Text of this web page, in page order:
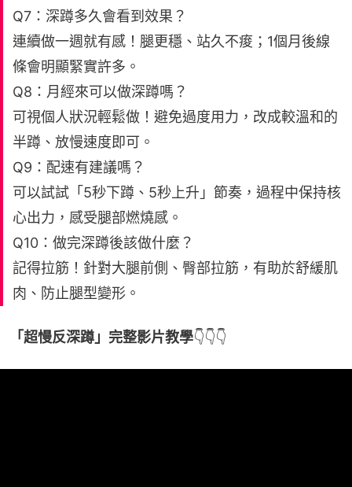
Q7：深蹲多久會看到效果？
連續做一週就有感！腿更穩、站久不痠；1個月後線
條會明顯緊實許多。
Q8：月經來可以做深蹲嗎？
可視個人狀況輕鬆做！避免過度用力，改成較溫和的
半蹲、放慢速度即可。
Q9：配速有建議嗎？
可以試試「5秒下蹲、5秒上升」節奏，過程中保持核
心出力，感受腿部燃燒感。
Q10：做完深蹲後該做什麼？
記得拉筋！針對大腿前側、臀部拉筋，有助於舒緩肌
肉、防止腿型變形。
「超慢反深蹲」完整影片教學👇👇👇